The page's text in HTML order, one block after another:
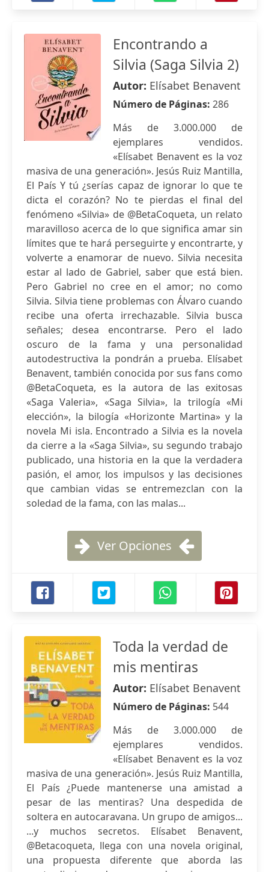
Encontrando a
Silvia (Saga Silvia 2)
Autor: Elísabet Benavent
Número de Páginas: 286
Más de 3.000.000 de
ejemplares vendidos.
«Elísabet Benavent es la voz
masiva de una generación». Jesús Ruiz Mantilla,
El País Y tú ¿serías capaz de ignorar lo que te
dicta el corazón? No te pierdas el final del
fenómeno «Silvia» de @BetaCoqueta, un relato
maravilloso acerca de lo que significa amar sin
límites que te hará perseguirte y encontrarte, y
volverte a enamorar de nuevo. Silvia necesita
estar al lado de Gabriel, saber que está bien.
Pero Gabriel no cree en el amor; no como
Silvia. Silvia tiene problemas con Álvaro cuando
recibe una oferta irrechazable. Silvia busca
señales; desea encontrarse. Pero el lado
oscuro de la fama y una personalidad
autodestructiva la pondrán a prueba. Elísabet
Benavent, también conocida por sus fans como
@BetaCoqueta, es la autora de las exitosas
«Saga Valeria», «Saga Silvia», la trilogía «Mi
elección», la bilogía «Horizonte Martina» y la
novela Mi isla. Encontrado a Silvia es la novela
da cierre a la «Saga Silvia», su segundo trabajo
publicado, una historia en la que la verdadera
pasión, el amor, los impulsos y las decisiones
que cambian vidas se entremezclan con la
soledad de la fama, con las malas...
Ver Opciones
Toda la verdad de
mis mentiras
Autor: Elísabet Benavent
Número de Páginas: 544
Más de 3.000.000 de
ejemplares vendidos.
«Elísabet Benavent es la voz
masiva de una generación». Jesús Ruiz Mantilla,
El País ¿Puede mantenerse una amistad a
pesar de las mentiras? Una despedida de
soltera en autocaravana. Un grupo de amigos...
...y muchos secretos. Elísabet Benavent,
@Betacoqueta, llega con una novela original,
una propuesta diferente que aborda las